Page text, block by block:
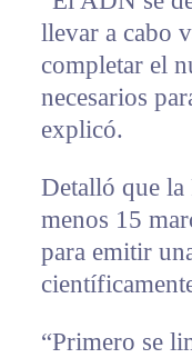
llevar a cabo
completar el
necesarios
explicó.
Detalló que la
menos 15
para emitir
“Primero se